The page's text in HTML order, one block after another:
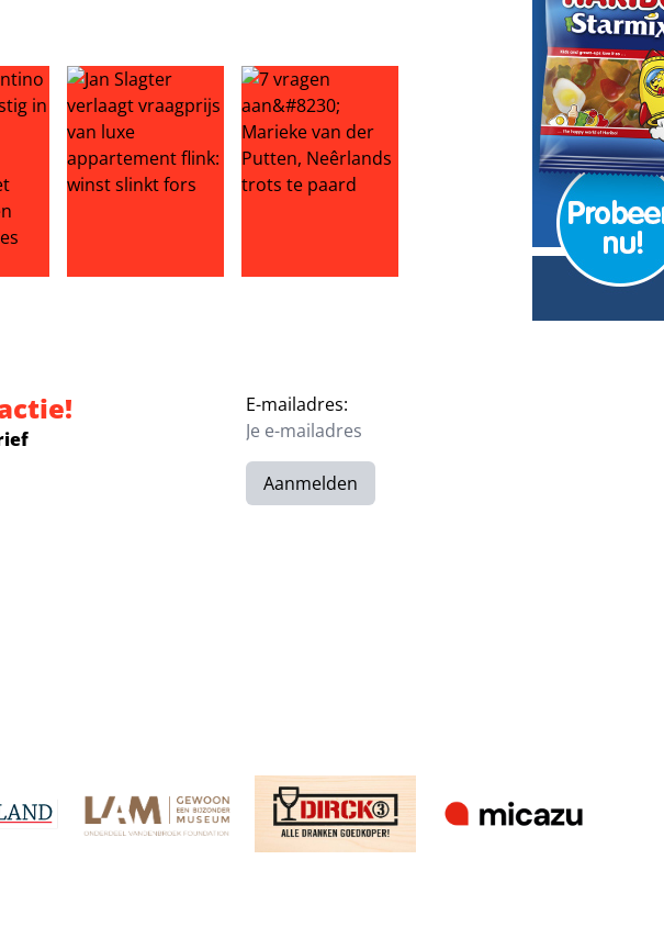
opnieuw ernstig in opspraak: ‘betaalde minnares met UEFA-geld een bedrag
Jan Slagter verlaagt vraagprijs van luxe appartement flink: winst slinkt fors
7 vragen aan… Marieke van der Putten, Neêrlands
E-mailadres:
Aanmelden